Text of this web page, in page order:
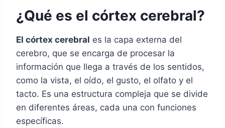
¿Qué es el córtex cerebral?
El córtex cerebral es la capa externa del
cerebro, que se encarga de procesar la
información que llega a través de los sentidos,
como la vista, el oído, el gusto, el olfato y el
tacto. Es una estructura compleja que se divide
en diferentes áreas, cada una con funciones
específicas.